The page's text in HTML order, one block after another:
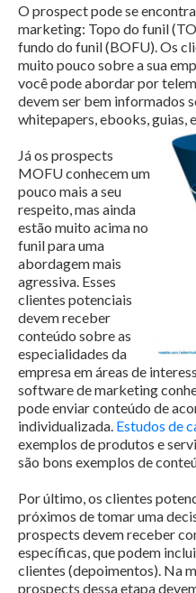
O prospect pode se
marketing: Topo do funil
fundo do funil (BOFU). Os
muito pouco sobre a sua
você pode abordar por
devem ser bem informados
whitepapers, ebooks, guias,
Já os prospects
MOFU conhecem um
pouco mais a seu
respeito, mas ainda
estão muito acima no
funil para uma
abordagem mais
agressiva. Esses
clientes potenciais
devem receber
conteúdo sobre as
especialidades da
empresa em áreas de
software de marketing
pode enviar conteúdo de
individualizada. Estudos de
exemplos de produtos e
são bons exemplos de
Por último, os clientes
próximos de tomar uma
prospects devem receber
específicas, que podem
clientes (depoimentos). Na
prospects dessa etapa